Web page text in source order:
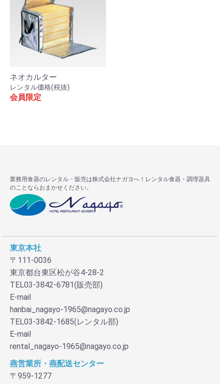
ネオカルター
レンタル価格(税抜)
会員限定
業務用食器のレンタル・販売は株式会社ナガヨへ！レンタル食器・調理器具
のことならおまかせください。
東京本社
〒111-0036
東京都台東区松が谷4-28-2
TEL03-3842-6781(販売部)
E-mail
hanbai_nagayo-1965@nagayo.co.jp
TEL03-3842-1685(レンタル部)
E-mail
rental_nagayo-1965@nagayo.co.jp
燕営業所・燕配送センター
〒959-1277